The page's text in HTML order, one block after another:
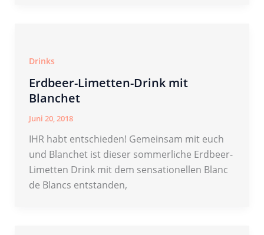
Drinks
Erdbeer-Limetten-Drink mit
Blanchet
Juni 20, 2018
IHR habt entschieden! Gemeinsam mit euch
und Blanchet ist dieser sommerliche Erdbeer-
Limetten Drink mit dem sensationellen Blanc
de Blancs entstanden,